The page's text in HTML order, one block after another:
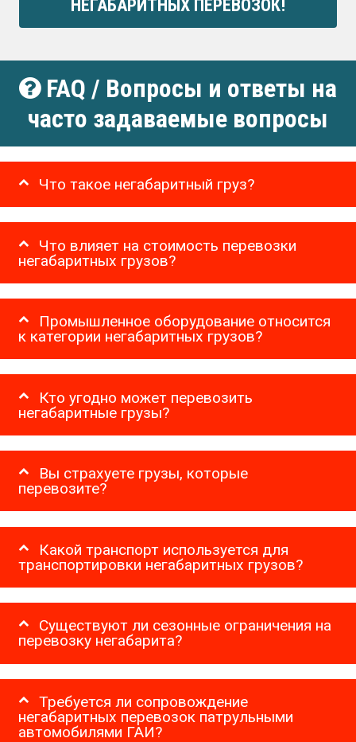
НЕГАБАРИТНЫХ ПЕРЕВОЗОК!
FAQ / Вопросы и ответы на
часто задаваемые вопросы
Что такое негабаритный груз?
Что влияет на стоимость перевозки
негабаритных грузов?
Промышленное оборудование относится
к категории негабаритных грузов?
Кто угодно может перевозить
негабаритные грузы?
Вы страхуете грузы, которые
перевозите?
Какой транспорт используется для
транспортировки негабаритных грузов?
Существуют ли сезонные ограничения на
перевозку негабарита?
Требуется ли сопровождение
негабаритных перевозок патрульными
автомобилями ГАИ?